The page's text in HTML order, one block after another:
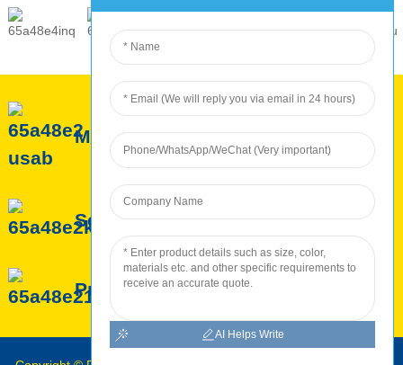
Mahitungod sa ROC
Serbisyo sa ROC
Produksyon sa ROC
AI Helps Write